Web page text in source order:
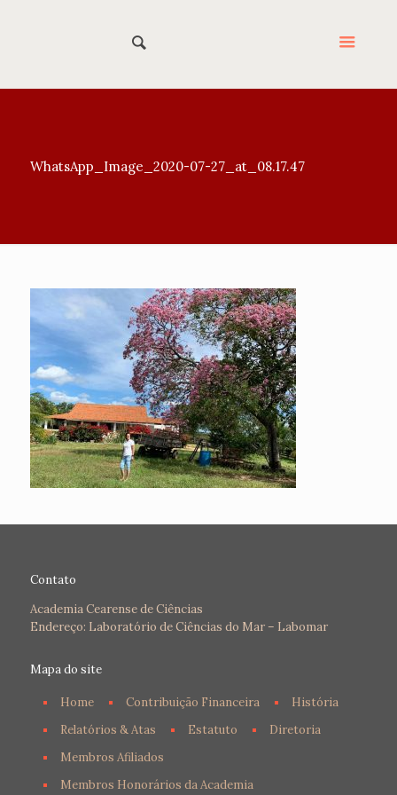
WhatsApp_Image_2020-07-27_at_08.17.47
Contato
Academia Cearense de Ciências
Endereço: Laboratório de Ciências do Mar – Labomar
Mapa do site
Home Contribuição Financeira
História
Relatórios & Atas
Estatuto
Diretoria
Membros Afiliados
Membros Honorários da Academia